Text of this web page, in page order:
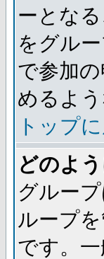
ーとな
をグル
で参加
めるよ
トップ
どのよ
グルー
ループ
です。